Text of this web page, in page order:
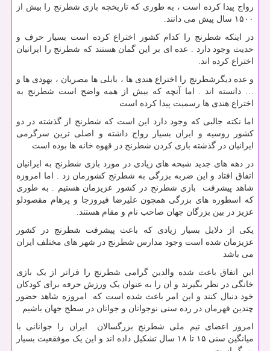
رواج پیدا کرده است ، به طوری که تاریخچه بازی شطرنج را بیش از
۱۵۰۰ سال پیش می دانند.
در اینکه شطرنج را کدام کشور اختراع کرده است بسیار حرف و
حدیث وجود دارد . عده ای بر این گمان هستند که شطرنج را ایرانیان
اختراع کرده اند.
و عده دیگرشطرنج را اختراع هندی ها ، بابلی ها مصریان ، یهودی ها و
… دانسته اند . اما آنچه که بیش از همه واضح است شطرنج به
اختراع هندی ها رسمیت پیدا کرده است
اما نکته جالبی که وجود دارد این است که شطرنج از گذشته در دو
کشور روسیه و ایران بسیار رواج داشته و اصلی ترین سرگرمی
ایرانیان در گذشته بازی کردن شطرنج در قهوه خانه ها بوده است
در دهه های جدید شبحه های زیادی در مورد بازی شطرنج به ایرانیان
اتفاق افتاد و این ضربه بزرگی به شطرنج کشورمان زد . اما امروزه
شاهد پیشرفت بازی شطرنج در کشور عزیزمان هستیم . به طوری
که اسطوره های بزرگی همچون علیرضا فیروزجا و پرهام مقصودلو
عزیز در بین بزرگان جهان صاحب نام و مقام هستند.
یکی از دلایل بسیار زیادی که باعث پیشرفت شطرنج در کشور
عزیزمان شده است وجود مدارس شطرنج در شهر های مختلف ایران
می باشد
این اتفاق باعث شده والدین گرامی شطرنج را فراتر از یک بازی
خانگی در نظر بگیرند و ان را به عنوان یک ورزش حرفه برای کودکان
خود دنبال کنند و این امر باعث شده است که امروزه شاهد حضور
چندین قهرمان در رده سنی نوجوانان و جوانان در سطح جهان باشیم
امروز اعضای تیم ملی شطرنج بزرگسالان ایران را جوانانی با
میانگین سنی ۱۵ تا ۱۸ سال تشکیل داده اند و این یک موفقعیت بسیار